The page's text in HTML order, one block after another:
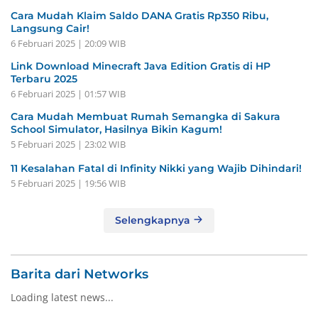
Cara Mudah Klaim Saldo DANA Gratis Rp350 Ribu,
Langsung Cair!
6 Februari 2025 | 20:09 WIB
Link Download Minecraft Java Edition Gratis di HP
Terbaru 2025
6 Februari 2025 | 01:57 WIB
Cara Mudah Membuat Rumah Semangka di Sakura
School Simulator, Hasilnya Bikin Kagum!
5 Februari 2025 | 23:02 WIB
11 Kesalahan Fatal di Infinity Nikki yang Wajib Dihindari!
5 Februari 2025 | 19:56 WIB
Selengkapnya
Barita dari Networks
Loading latest news...